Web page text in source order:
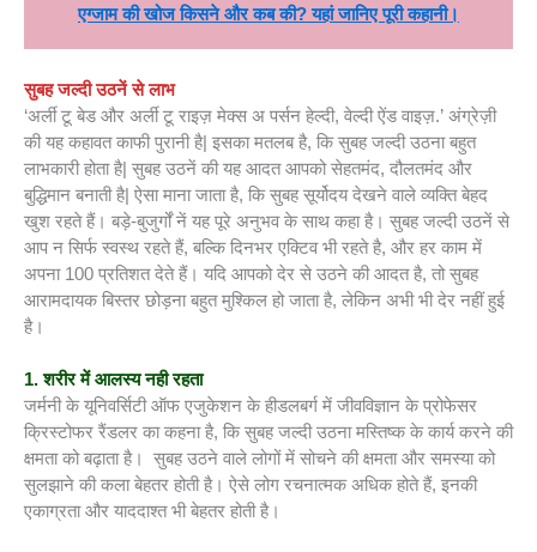
एग्जाम की खोज किसने और कब की? यहां जानिए पूरी कहानी।
सुबह जल्दी उठनें से लाभ
‘अर्ली टू बेड और अर्ली टू राइज़ मेक्स अ पर्सन हेल्दी, वेल्दी ऐंड वाइज़.’ अंग्रेज़ी
की यह कहावत काफी पुरानी है| इसका मतलब है, कि सुबह जल्दी उठना बहुत
लाभकारी होता है| सुबह उठनें की यह आदत आपको सेहतमंद, दौलतमंद और
बुद्धिमान बनाती है| ऐसा माना जाता है, कि सुबह सूर्योदय देखने वाले व्यक्ति बेहद
खुश रहते हैं। बड़े-बुजुर्गों नें यह पूरे अनुभव के साथ कहा है। सुबह जल्दी उठनें से
आप न सिर्फ स्वस्थ रहते हैं, बल्कि दिनभर एक्टिव भी रहते है, और हर काम में
अपना 100 प्रतिशत देते हैं। यदि आपको देर से उठने की आदत है, तो सुबह
आरामदायक बिस्तर छोड़ना बहुत मुश्किल हो जाता है, लेकिन अभी भी देर नहीं हुई
है।
1. शरीर में आलस्य नही रहता
जर्मनी के यूनिवर्सिटी ऑफ एजुकेशन के हीडलबर्ग में जीवविज्ञान के प्रोफेसर
क्रिस्टोफर रैंडलर का कहना है, कि सुबह जल्दी उठना मस्तिष्क के कार्य करने की
क्षमता को बढ़ाता है। सुबह उठने वाले लोगों में सोचने की क्षमता और समस्या को
सुलझाने की कला बेहतर होती है। ऐसे लोग रचनात्मक अधिक होते हैं, इनकी
एकाग्रता और याददाश्त भी बेहतर होती है।